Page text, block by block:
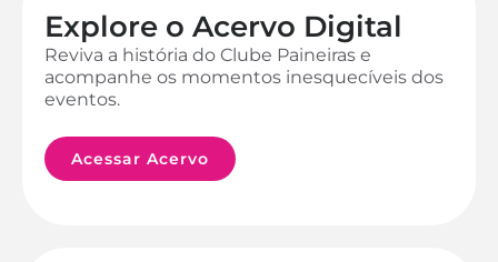
Explore o Acervo Digital
Reviva a história do Clube Paineiras e
acompanhe os momentos inesquecíveis dos
eventos.
Acessar Acervo